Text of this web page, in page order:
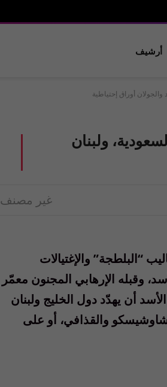
أرشيف
والجولان أوراق إحتياطية
ولبنان
غير مصنف
“البلطجة” والإغتيالات
الأسد، وقبله الإرهابي المجنون معمّر
أن يهدّد دول الخليج ولبنان
شاوشيسكو والقذافي، أو على